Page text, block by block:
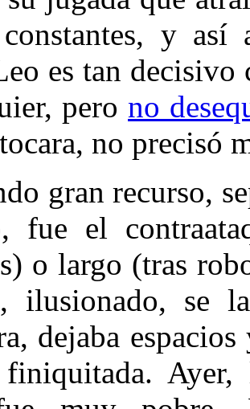
y así
es tan decisivo
pero no
no precisó
gran recurso,
fue el
o largo (tras
ilusionado, se
dejaba
Ayer,